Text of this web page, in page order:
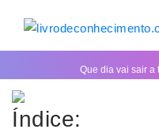
Que dia vai sair a
Índice: